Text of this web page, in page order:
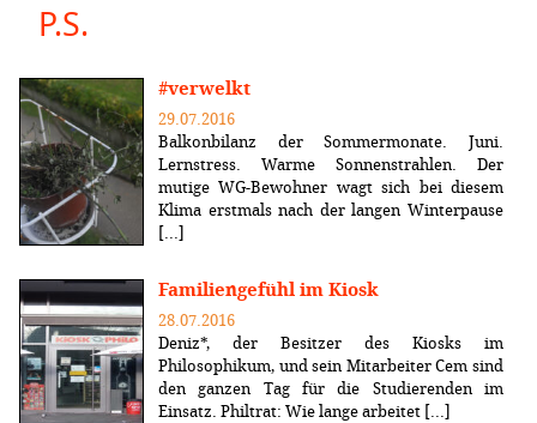
P.S.
#verwelkt
29.07.2016
Balkonbilanz der Sommermonate. Juni.
Lernstress. Warme Sonnenstrahlen. Der
mutige WG-Bewohner wagt sich bei diesem
Klima erstmals nach der langen Winterpause
[...]
Familiengefühl im Kiosk
28.07.2016
Deniz*, der Besitzer des Kiosks im
Philosophikum, und sein Mitarbeiter Cem sind
den ganzen Tag für die Studierenden im
Einsatz. Philtrat: Wie lange arbeitet [...]